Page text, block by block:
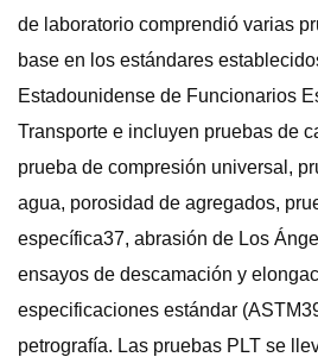
de laboratorio comprendió varias
base en los estándares
Estadounidense de Funcionarios
Transporte e incluyen pruebas de
prueba de compresión universal,
agua, porosidad de agregados,
específica37, abrasión de Los
ensayos de descamación y
especificaciones estándar
petrografía. Las pruebas PLT se